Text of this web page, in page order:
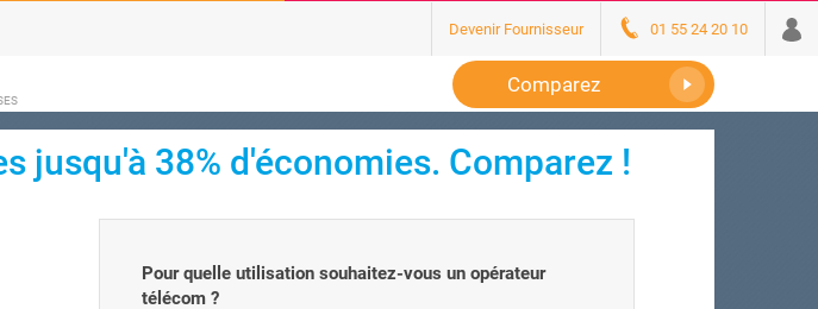
Devenir Fournisseur 01 55 24 20 10
Comparez
jusqu'à 38% d'économies. Comparez !
Pour quelle utilisation souhaitez-vous un opérateur
télécom ?